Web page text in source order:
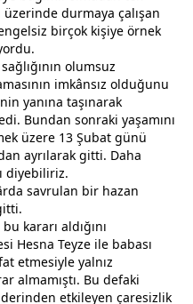
üzerinde durmaya çalışan
birçok kişiye örnek
olumsuz
imkânsız olduğunu
yanına taşınarak
Bundan sonraki yaşamını
üzere 13 Şubat günü
ayrılarak gitti. Daha
diyebiliriz.
savrulan bir hazan
kararı aldığını
si Hesna Teyze ile babası
etmesiyle yalnız
almamıştı. Bu defaki
derinden etkileyen çaresizlik